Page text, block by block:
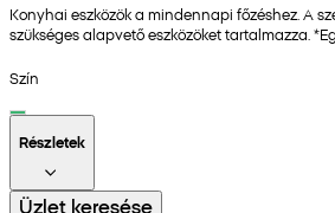
Konyhai eszközök a mindennapi főzéshez. A
szükséges alapvető eszközöket tartalmazza.
Szín
Részletek
Üzlet keresése